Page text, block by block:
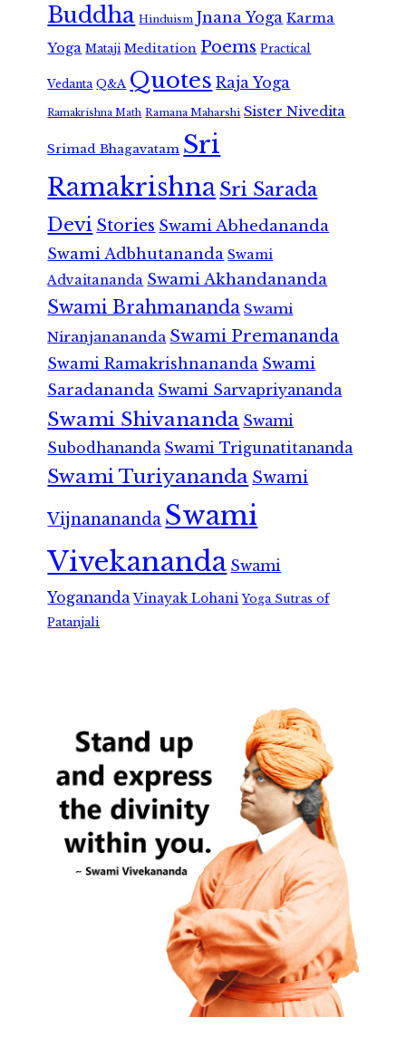
Buddha Hinduism Jnana Yoga Karma
Yoga Mataji Meditation Poems Practical
Vedanta Q&A Quotes Raja Yoga
Ramakrishna Math Ramana Maharshi Sister Nivedita
Srimad Bhagavatam Sri
RamakrishnaSri Sarada
Devi Stories Swami Abhedananda
Swami Adbhutananda Swami
Advaitananda Swami Akhandananda
Swami Brahmananda Swami
Niranjanananda Swami Premananda
Swami Ramakrishnananda Swami
Saradananda Swami Sarvapriyananda
Swami Shivananda Swami
Subodhananda Swami Trigunatitananda
Swami Turiyananda Swami
Vijnanananda Swami
Vivekananda Swami
Yogananda Vinayak Lohani Yoga Sutras of
Patanjali